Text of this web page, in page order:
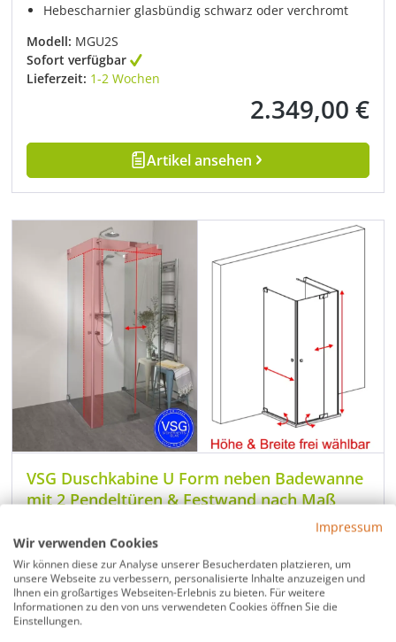
Hebescharnier glasbündig schwarz oder verchromt
Modell: MGU2S
Sofort verfügbar
Lieferzeit: 1-2 Wochen
Regulärer Preis:
2.349,00 €
Artikel ansehen
VSG Duschkabine U Form neben Badewanne
mit 2 Pendeltüren & Festwand nach Maß
Rahmenlose Pendeltür U Dusche neben Badewanne
Maßanfertigung frei kombinierbar bis 100 x 150 cm
8 mm VSG Glas Höhe frei wählbar bis 230 cm
Hebebeschlag glasbündig schwarz oder verchromt
Modell: MVUiS
Impressum
Wir verwenden Cookies
Wir können diese zur Analyse unserer Besucherdaten platzieren, um
unsere Webseite zu verbessern, personalisierte Inhalte anzuzeigen und
Ihnen ein großartiges Webseiten-Erlebnis zu bieten. Für weitere
Informationen zu den von uns verwendeten Cookies öffnen Sie die
Einstellungen.